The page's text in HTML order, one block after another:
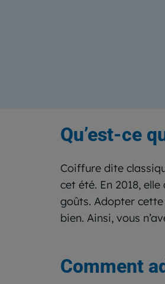
Qu’est-ce
Coiffure dite
cet été. En 2018,
goûts. Adopter cette
bien. Ainsi, vous
Comment